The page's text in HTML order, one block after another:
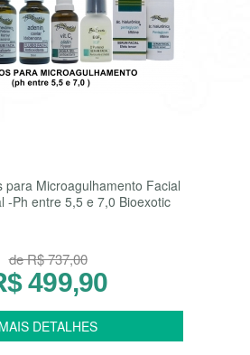
para Microagulhamento Facial
-Ph entre 5,5 e 7,0 Bioexotic
de R$ 737,00
499,90